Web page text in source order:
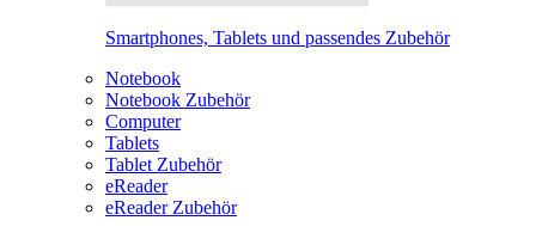
Smartphones, Tablets und passendes Zubehör
Notebook
Notebook Zubehör
Computer
Tablets
Tablet Zubehör
eReader
eReader Zubehör